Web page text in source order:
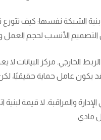
بنية الشبكة نفسها: كيف
التصميم الأنسب لحجم العمل
الربط الخارجي. مركز
يكون عامل حماية حقيقيًا،
والمراقبة. لا قيمة
مادي.